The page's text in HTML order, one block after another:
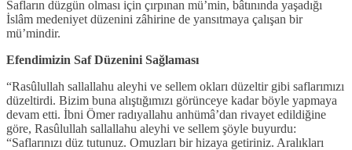
Safların düzgün olması için çırpınan mü’min, bâtınında yaşadığı
İslâm medeniyet düzenini zâhirine de yansıtmaya çalışan bir
mü’mindir.
Efendimizin Saf Düzenini Sağlaması
“Rasûlullah sallallahu aleyhi ve sellem okları düzeltir gibi saflarımızı
düzeltirdi. Bizim buna alıştığımızı görünceye kadar böyle yapmaya
devam etti. İbni Ömer radıyallahu anhümâ’dan rivayet edildiğine
göre, Rasûlullah sallallahu aleyhi ve sellem şöyle buyurdu:
“Saflarınızı düz tutunuz. Omuzları bir hizaya getiriniz. Aralıkları